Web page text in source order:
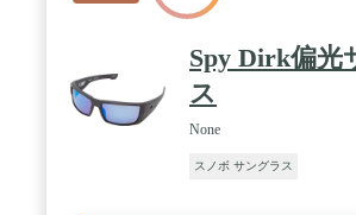
Spy Dirk偏光
ス
None
スノボ サングラス